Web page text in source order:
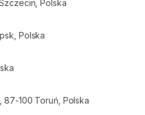
Polska
Polska
87-100 Toruń, Polska